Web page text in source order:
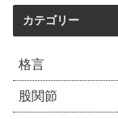
カテゴリー
格言
股関節